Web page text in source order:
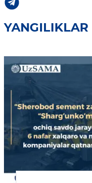
YANGILIKLAR